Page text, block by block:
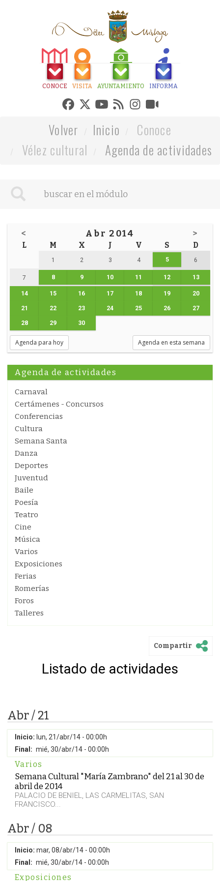
CONOCE VISITA AYUNTAMIENTO INFORMA
Volver Inicio
Conoce
Vélez cultural
Agenda de actividades
< Abr 2014 >
L M X J V S D
1 2 3 4 5 6
7 8 9 10 11 12 13
14 15 16 17 18 19 20
21 22 23 24 25 26 27
28 29 30
Agenda para hoy Agenda en esta semana
Agenda de actividades
Carnaval
Certámenes - Concursos
Conferencias
Cultura
Semana Santa
Danza
Deportes
Juventud
Baile
Poesía
Teatro
Cine
Música
Varios
Exposiciones
Ferias
Romerías
Foros
Talleres
Compartir
Listado de actividades
Abr / 21
Inicio: lun, 21/abr/14 - 00:00h
Final: mié, 30/abr/14 - 00:00h
Varios
Semana Cultural "María Zambrano" del 21 al 30 de
abril de 2014
PALACIO DE BENIEL, LAS CARMELITAS, SAN
FRANCISCO...
Abr / 08
Inicio: mar, 08/abr/14 - 00:00h
Final: mié, 30/abr/14 - 00:00h
Exposiciones